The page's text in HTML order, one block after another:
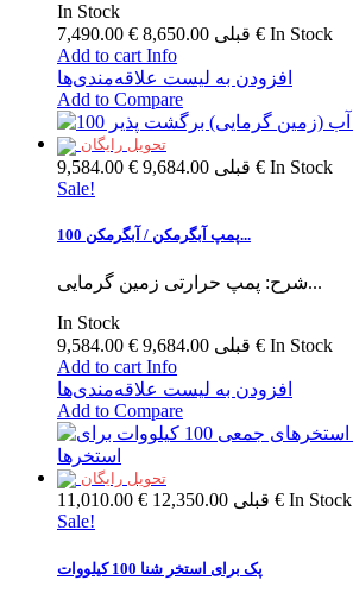
In Stock
7,490.00 €
قبلی 8,650.00 € In Stock
Add to cart Info
افزودن به لیست علاقه‌مندی‌ها
Add to Compare
تحویل رایگان
9,584.00 € قبلی 9,684.00 € In Stock
Sale!
پمپ آبگرمکن / آبگرمکن 100...
شرح: پمپ حرارتی زمین گرمایی...
In Stock
9,584.00 €
قبلی 9,684.00 € In Stock
Add to cart Info
افزودن به لیست علاقه‌مندی‌ها
Add to Compare
تحویل رایگان
11,010.00 € قبلی 12,350.00 € In Stock
Sale!
پک برای استخر شنا 100 کیلووات